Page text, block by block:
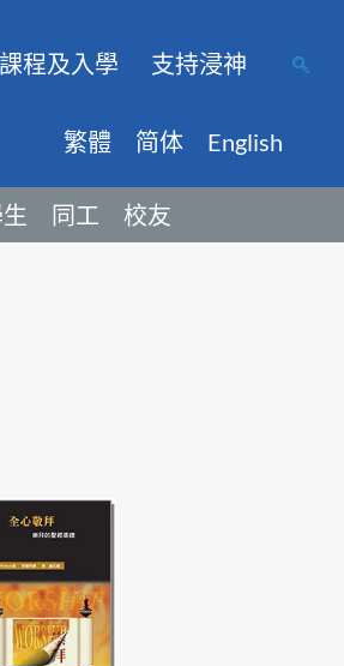
課程及入學 支持浸神
繁體 简体 English
同工 校友